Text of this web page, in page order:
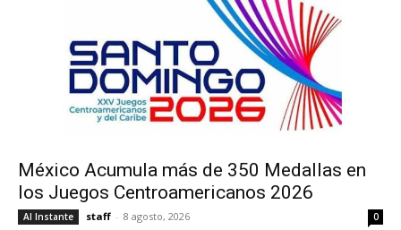
México Acumula más de 350 Medallas en
los Juegos Centroamericanos 2026
Al Instante staff - 8 agosto, 2026 0